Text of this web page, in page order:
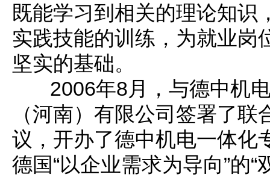
既能学习到相关的理论知识
实践技能的训练，为就业岗
坚实的基础。
2006年8月，与德中机电
（河南）有限公司签署了联
议，开办了德中机电一体化
德国“以企业需求为导向”的“